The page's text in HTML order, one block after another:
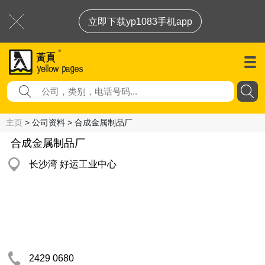
立即下载yp1083手机app
主页 > 公司资料 > 合成金属制品厂
合成金属制品厂
长沙湾 好运工业中心
2429 0680